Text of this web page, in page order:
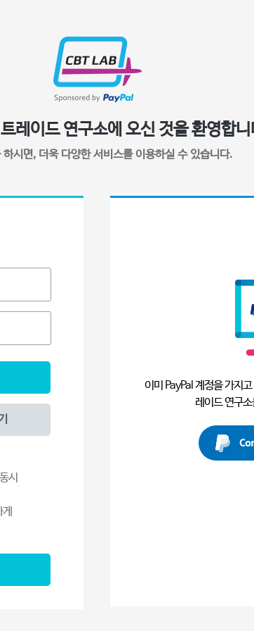
레이드 연구소에 오신 것을 환영합
하시면, 더욱 다양한서비스를 이용하실 수 있습니다.
시
이미 PayPal 계정을 가지
레이드 연구